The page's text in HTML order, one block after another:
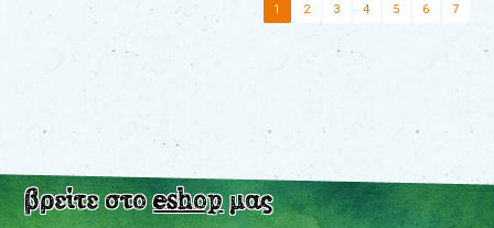
1 2 3 4 5 6 7
βρείτε στοeshopμας